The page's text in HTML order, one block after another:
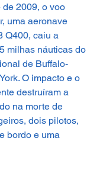
2009, o voo
uma aeronave
Q400, caiu a
milhas náuticas do
de Buffalo-
O impacto e o
destruíram a
na morte de
dois pilotos,
bordo e uma